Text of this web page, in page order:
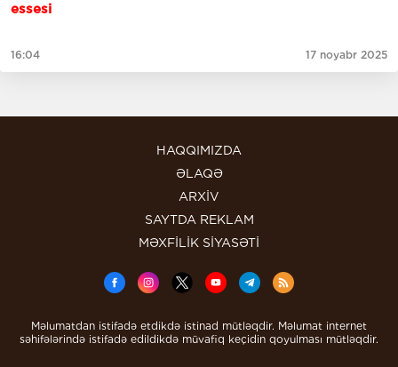
essesi
16:04 17 noyabr 2025
HAQQIMIZDA
ƏLAQƏ
ARXİV
SAYTDA REKLAM
MƏXFİLİK SİYASƏTİ
Məlumatdan istifadə etdikdə istinad mütləqdir. Məlumat internet
səhifələrində istifadə edildikdə müvafiq keçidin qoyulması mütləqdir.